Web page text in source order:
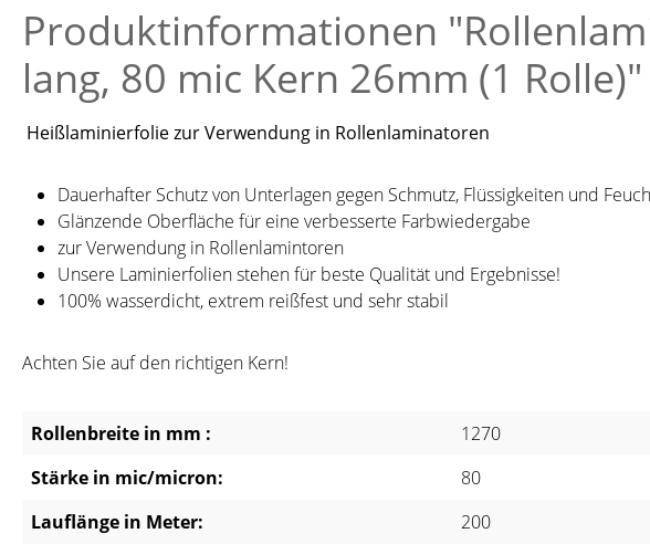
Produktinformationen
lang, 80 mic Kern 26mm (1 Rolle)"
Heißlaminierfolie zur Verwendung in Rollenlaminatoren
Dauerhafter Schutz von Unterlagen gegen Schmutz, Flüssigkeiten und
Glänzende Oberfläche für eine verbesserte Farbwiedergabe
zur Verwendung in Rollenlamintoren
Unsere Laminierfolien stehen für beste Qualität und Ergebnisse!
100% wasserdicht, extrem reißfest und sehr stabil
Achten Sie auf den richtigen Kern!
Rollenbreite in mm :
1270
Stärke in mic/micron:
80
Lauflänge in Meter:
200